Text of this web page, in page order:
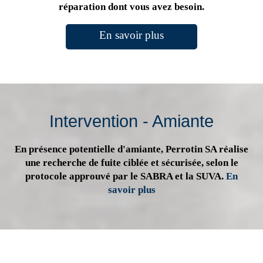
réparation dont vous avez besoin.
En savoir plus
Intervention - Amiante
En présence potentielle d'amiante, Perrotin SA réalise
une recherche de fuite ciblée et sécurisée, selon le
protocole approuvé par le SABRA et la SUVA. En
savoir plus